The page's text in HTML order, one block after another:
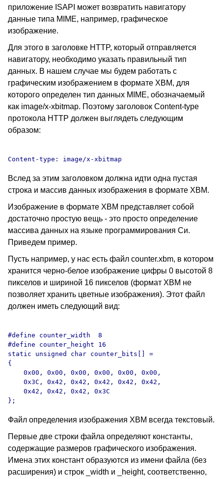
приложение ISAPI может возвратить навигатору
данные типа MIME, например, графическое
изображение.
Для этого в заголовке HTTP, который отправляется
навигатору, необходимо указать правильный тип
данных. В нашем случае мы будем работать с
графическим изображением в формате XBM, для
которого определен тип данных MIME, обозначаемый
как image/x-xbitmap. Поэтому заголовок Content-type
протокола HTTP должен выглядеть следующим
образом:
Вслед за этим заголовком должна идти одна пустая
строка и массив данных изображения в формате XBM.
Изображение в формате XBM представляет собой
достаточно простую вещь - это просто определение
массива данных на языке программирования Си.
Приведем пример.
Пусть например, у нас есть файл counter.xbm, в котором
хранится черно-белое изображение цифры 0 высотой 8
пикселов и шириной 16 пикселов (формат XBM не
позволяет хранить цветные изображения). Этот файл
должен иметь следующий вид:
#define counter_width  8
#define counter_height 16
static unsigned char counter_bits[] =
{
    0x00, 0x00, 0x00, 0x00, 0x00, 0x00,
    0x3C, 0x42, 0x42, 0x42, 0x42, 0x42,
    0x42, 0x42, 0x42, 0x3C
Файл определения изображения XBM всегда текстовый.
Первые две строки файла определяют константы,
содержащие размеров графического изображения.
Имена этих констант образуются из имени файла (без
расширения) и строк _width и _height, соответственно,